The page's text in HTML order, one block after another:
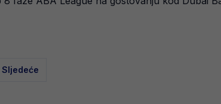
Sljedeće